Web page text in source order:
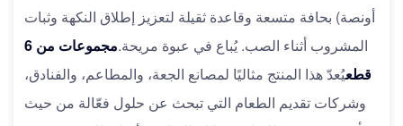
أونصة) بحافة متسعة وقاعدة ثقيلة لتعزيز إطلاق النكهة وثبات
المشروب أثناء الصب. يُباع في عبوة مريحة.
مجموعات من 6
قطعيُعدّ هذا المنتج مثاليًا لمصانع الجعة، والمطاعم، والفنادق،
وشركات تقديم الطعام التي تبحث عن حلول فعّالة من حيث